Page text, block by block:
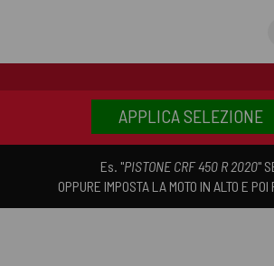
APPLICA SELEZIONE
Es. "PISTONE CRF 450 R 2020"
OPPURE IMPOSTA LA MOTO IN ALTO E POI